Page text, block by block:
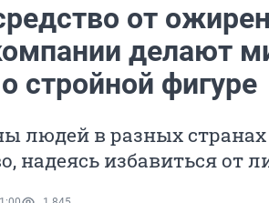
от
делают
стройной фигуре
людей в разных странах
надеясь избавиться от